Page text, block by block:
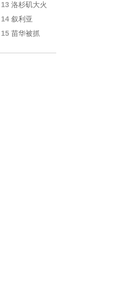
13 洛杉矶大火
14 叙利亚
15 苗华被抓